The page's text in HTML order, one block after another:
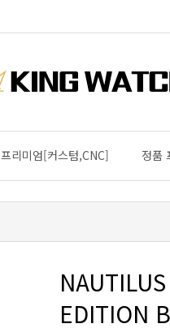
프리미엄[커스텀,CNC] 정품